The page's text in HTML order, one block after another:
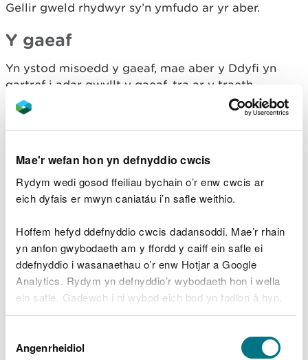
Mae'r wefan hon yn defnyddio cwcis
Rydym wedi gosod ffeiliau bychain o’r enw cwcis ar
eich dyfais er mwyn caniatáu i’n safle weithio.
Hoffem hefyd ddefnyddio cwcis dadansoddi. Mae’r rhain
yn anfon gwybodaeth am y ffordd y caiff ein safle ei
ddefnyddio i wasanaethau o’r enw Hotjar a Google
Analytics. Rydym yn defnyddio’r wybodaeth hon i wella
ein safle. Gadewch i ni wybod eich bod yn fodlon â hyn.
Byddwn yn defnyddio cwci i gadw eich dewis.
Gellirdarllen mwy am ein cwcis cyn i chi ddewis.
Caniatâd
Angenrheidiol
Gellir gweld rhydwyr sy’n ymfudo ar yr aber.
Y gaeaf
Yn ystod misoedd y gaeaf, mae aber y Ddyfi yn
gartref i adar gwyllt y gaeaf, tra ar y traeth,
gallwch weld rhydwyr, pibydd y tywod a’r cwtiad
aur.
adar ysglyfaethus dros y gors, yn arbennig y
canlynol:
barcutiaid coch
bwncathod
bodaod tinwyn
cudyllod bach
hebogiaid tramor